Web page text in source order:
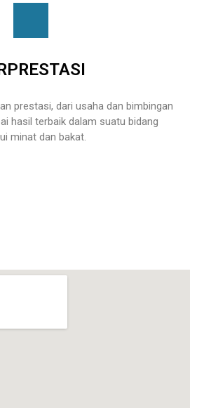
prestasi, dari usaha dan bimbingan
hasil terbaik dalam suatu bidang
minat dan bakat.